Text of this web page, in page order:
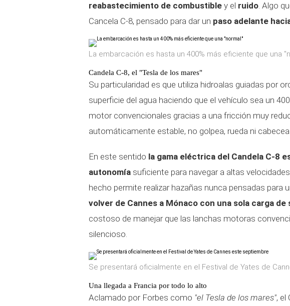
reabastecimiento de combustible y el ruido. Algo
Cancela C-8, pensado para dar un paso adelante
La embarcación es hasta un 400% más eficiente que una
Candela C-8, el "Tesla de los mares"
Su particularidad es que utiliza hidroalas guiadas por
superficie del agua haciendo que el vehículo sea un
motor convencionales gracias a una fricción muy
automáticamente estable, no golpea, rueda ni
En este sentido la gama eléctrica del Candela C-8
autonomía suficiente para navegar a altas
hecho permite realizar hazañas nunca pensadas para
volver de Cannes a Mónaco con una sola carga de
costoso de manejar que las lanchas motoras
silencioso.
Se presentará oficialmente en el Festival de Yates de
Una llegada a Francia por todo lo alto
Aclamado por Forbes como "el Tesla de los mares", el